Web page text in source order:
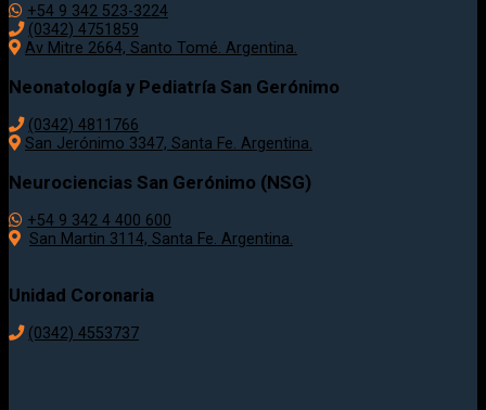
+54 9 342 523-3224
(0342) 4751859
Av Mitre 2664, Santo Tomé. Argentina.
Neonatología y Pediatría San Gerónimo
(0342) 4811766
San Jerónimo 3347, Santa Fe. Argentina.
Neurociencias San Gerónimo (NSG)
+54 9 342 4 400 600
San Martin 3114, Santa Fe. Argentina.
Unidad Coronaria
(0342) 4553737